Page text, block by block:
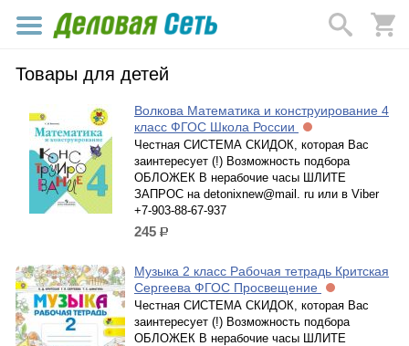
Товары для детей
Волкова Математика и конструирование 4
класс ФГОС Школа России
Честная СИСТЕМА СКИДОК, которая Вас
заинтересует (!) Возможность подбора
ОБЛОЖЕК В нерабочие часы ШЛИТЕ
ЗАПРОС на detonixnew@mail. ru или в Viber
+7-903-88-67-937
245 р.
Музыка 2 класс Рабочая тетрадь Критская
Сергеева ФГОС Просвещение
Честная СИСТЕМА СКИДОК, которая Вас
заинтересует (!) Возможность подбора
ОБЛОЖЕК В нерабочие часы ШЛИТЕ